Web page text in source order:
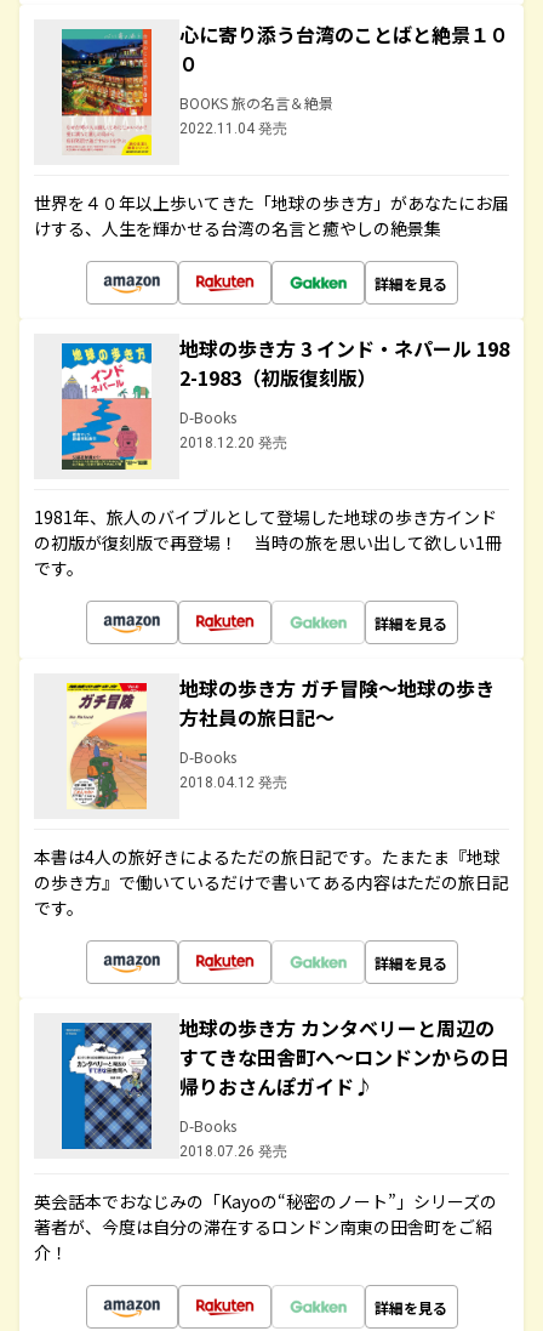
心に寄り添う台湾のことばと絶景１０
０
BOOKS 旅の名言＆絶景
2022.11.04 発売
世界を４０年以上歩いてきた「地球の歩き方」があなたにお届
けする、人生を輝かせる台湾の名言と癒やしの絶景集
詳細を見る
地球の歩き方 3 インド・ネパール 198
2-1983（初版復刻版）
D-Books
2018.12.20 発売
1981年、旅人のバイブルとして登場した地球の歩き方インド
の初版が復刻版で再登場！ 当時の旅を思い出して欲しい1冊
です。
詳細を見る
地球の歩き方 ガチ冒険～地球の歩き
方社員の旅日記～
D-Books
2018.04.12 発売
本書は4人の旅好きによるただの旅日記です。たまたま『地球
の歩き方』で働いているだけで書いてある内容はただの旅日記
です。
詳細を見る
地球の歩き方 カンタベリーと周辺の
すてきな田舎町へ～ロンドンからの日
帰りおさんぽガイド♪
D-Books
2018.07.26 発売
英会話本でおなじみの「Kayoの“秘密のノート”」シリーズの
著者が、今度は自分の滞在するロンドン南東の田舎町をご紹
介！
詳細を見る